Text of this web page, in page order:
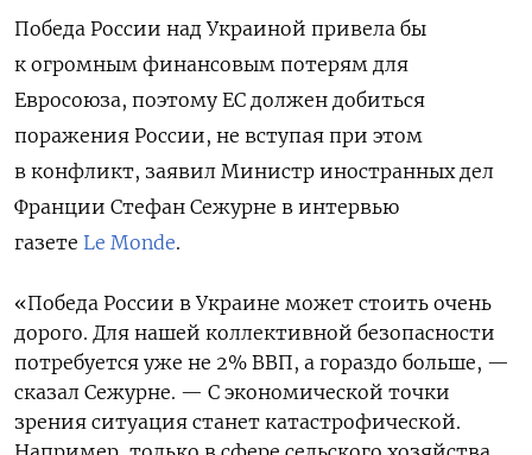
Победа России над Украиной привела бы
к огромным финансовым потерям для
Евросоюза, поэтому ЕС должен добиться
поражения России, не вступая при этом
в конфликт, заявил Министр иностранных дел
Франции Стефан Сежурне в интервью
газете Le Monde.
«Победа России в Украине может стоить очень
дорого. Для нашей коллективной безопасности
потребуется уже не 2% ВВП, а гораздо больше, —
сказал Сежурне. — С экономической точки
зрения ситуация станет катастрофической.